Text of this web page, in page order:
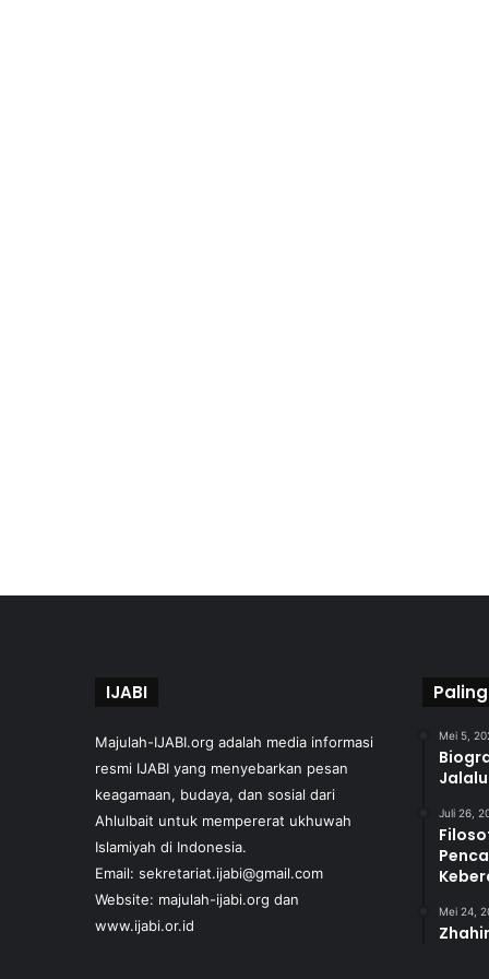
IJABI
Majulah-IJABI.org adalah media informasi
resmi IJABI yang menyebarkan pesan
keagamaan, budaya, dan sosial dari
Ahlulbait untuk mempererat ukhuwah
Islamiyah di Indonesia.
Email: sekretariat.ijabi@gmail.com
Website: majulah-ijabi.org dan
www.ijabi.or.id
Mei 5,
Juli 26,
Mei 24,